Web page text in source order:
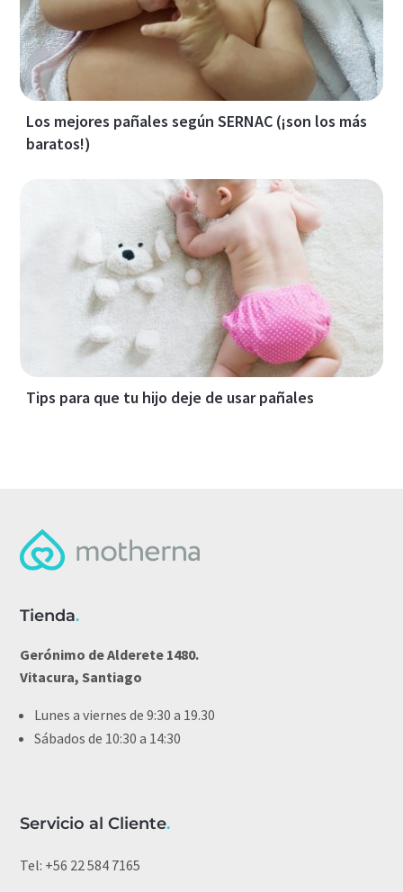
Los mejores pañales según SERNAC (¡son los más
baratos!)
Tips para que tu hijo deje de usar pañales
Tienda.
Gerónimo de Alderete 1480.
Vitacura, Santiago
Lunes a viernes de 9:30 a 19.30
Sábados de 10:30 a 14:30
Servicio al Cliente.
Tel: +56 22 584 7165